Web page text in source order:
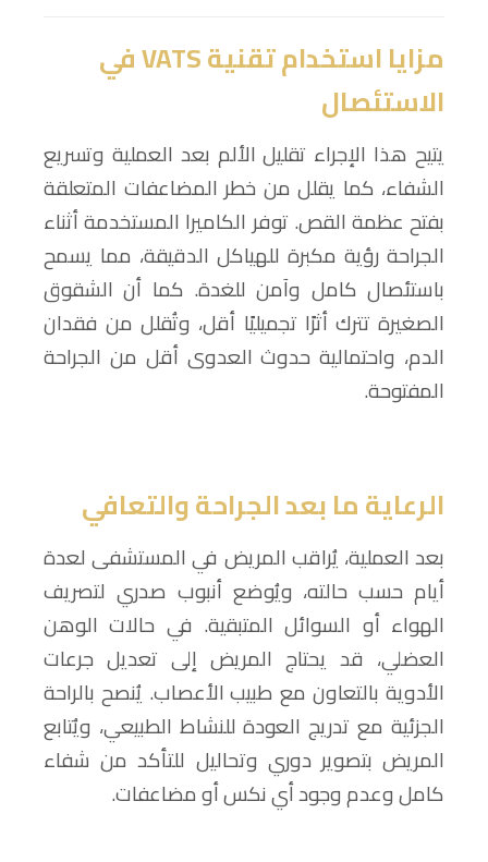
مزايا استخدام تقنية VATS
في
الاستئصال
يتيح هذا الإجراء تقليل الألم بعد العملية وتسريع
الشفاء، كما يقلل من خطر المضاعفات المتعلقة
بفتح عظمة القص. توفر الكاميرا المستخدمة أثناء
الجراحة رؤية مكبرة للهياكل الدقيقة، مما يسمح
باستئصال كامل وآمن للغدة. كما أن الشقوق
الصغيرة تترك أثرًا تجميليًا أقل، وتُقلل من فقدان
الدم، واحتمالية حدوث العدوى أقل من الجراحة
المفتوحة.
الرعاية ما بعد الجراحة والتعافي
بعد العملية، يُراقب المريض في المستشفى لعدة
أيام حسب حالته، ويُوضع أنبوب صدري لتصريف
الهواء أو السوائل المتبقية. في حالات الوهن
العضلي، قد يحتاج المريض إلى تعديل جرعات
الأدوية بالتعاون مع طبيب الأعصاب. يُنصح بالراحة
الجزئية مع تدريج العودة للنشاط الطبيعي، ويُتابع
المريض بتصوير دوري وتحاليل للتأكد من شفاء
كامل وعدم وجود أي نكس أو مضاعفات.